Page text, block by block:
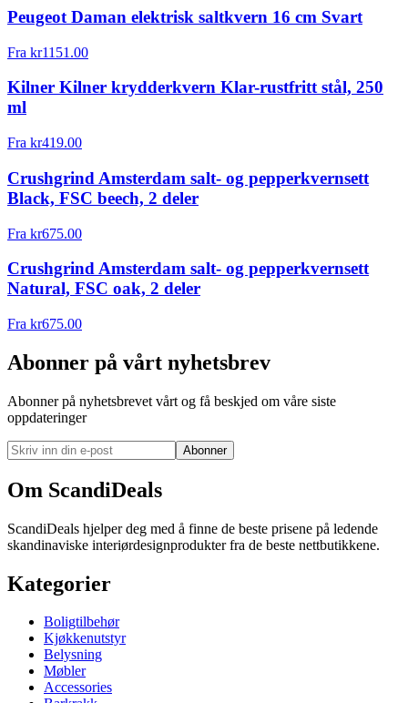
Peugeot Daman elektrisk saltkvern 16 cm Svart
Fra kr1151.00
Kilner Kilner krydderkvern Klar-rustfritt stål, 250
ml
Fra kr419.00
Crushgrind Amsterdam salt- og pepperkvernsett
Black, FSC beech, 2 deler
Fra kr675.00
Crushgrind Amsterdam salt- og pepperkvernsett
Natural, FSC oak, 2 deler
Fra kr675.00
Abonner på vårt nyhetsbrev
Abonner på nyhetsbrevet vårt og få beskjed om våre siste
oppdateringer
Abonner
Om ScandiDeals
ScandiDeals hjelper deg med å finne de beste prisene på ledende
skandinaviske interiørdesignprodukter fra de beste nettbutikkene.
Kategorier
Boligtilbehør
Kjøkkenutstyr
Belysning
Møbler
Accessories